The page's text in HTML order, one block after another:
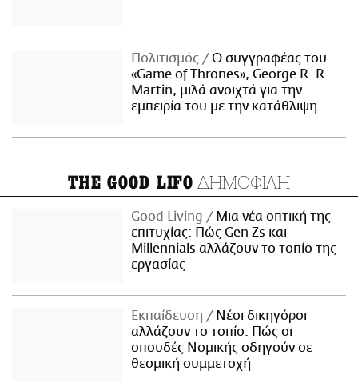
Πολιτισμός
Ο συγγραφέας του
«Game of Thrones», George R. R.
Martin, μιλά ανοιχτά για την
εμπειρία του με την κατάθλιψη
THE GOOD LIFO ΔΗΜΟΦΙΛΗ
Good Living
Μια νέα οπτική της
επιτυχίας: Πώς Gen Zs και
Millennials αλλάζουν το τοπίο της
εργασίας
Εκπαίδευση
Νέοι δικηγόροι
αλλάζουν το τοπίο: Πώς οι
σπουδές Νομικής οδηγούν σε
θεσμική συμμετοχή